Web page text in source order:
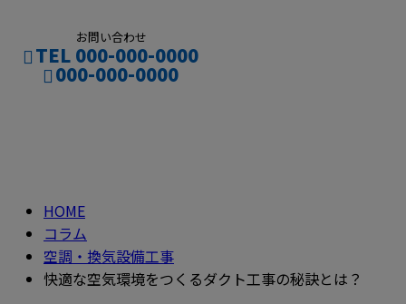
お問い合わせ
TEL 000-000-0000
000-000-0000
HOME
コラム
空調・換気設備工事
快適な空気環境をつくるダクト工事の秘訣とは？